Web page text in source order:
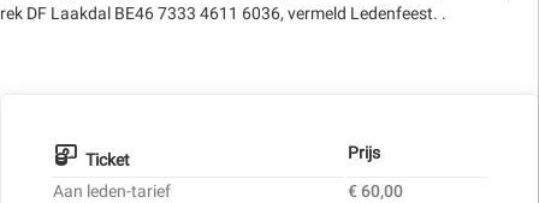
rek DF Laakdal BE46 7333 4611 6036, vermeld Ledenfeest. .
Ticket
Prijs
Aan leden-tarief
€ 60,00